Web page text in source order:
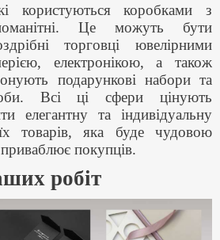
користуються коробками з
Це можуть бути
торговці ювелірними
електронікою, а також
подарункові набори та
Всі ці сфери цінують
елегантну та індивідуальну
товарів, яка буде чудовою
покупців.
робіт